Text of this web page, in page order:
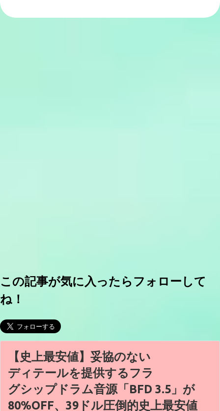
この記事が気に入ったらフォローして
ね！
【史上最安値】妥協のない
ディテールを提供するフラ
グシップドラム音源「BFD 3.5」が
80%OFF、39ドル圧倒的史上最安値